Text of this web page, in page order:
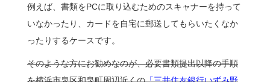
例えば、書類をPCに取り込むためのスキャナーを持って
いなかったり、カードを自宅に郵送してもらいたくなか
ったりするケースです。
そのような方にお勧めなのが、必要書類提出以降の手順
を横浜市泉区和泉町周辺近くの「三井住友銀行いずみ野